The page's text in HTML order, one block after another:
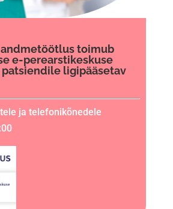
toimub
e-perearstikeskuse
ligipääsetav
ja telefonikõnedele